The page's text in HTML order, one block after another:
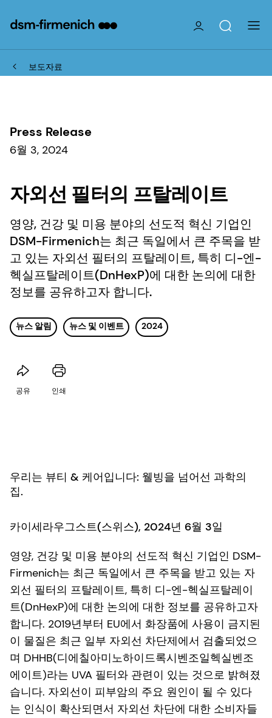
보도자료
Press Release
6월 3, 2024
자외선 필터의 프탈레이트
영양, 건강 및 미용 분야의 선도적 혁신 기업인
DSM-Firmenich는 최근 독일에서 큰 주목을 받
고 있는 자외선 필터의 프탈레이트, 특히 디-엔-
헥실프탈레이트(DnHexP)에 대한 논의에 대한
정보를 공유하고자 합니다.
뉴스 알림 뉴스 및 이벤트 2024
공유 인쇄
우리는 뷰티 & 케어입니다: 웰빙을 넘어선 과학의
집.
카이세라우그스트(스위스), 2024년 6월 3일
영양, 건강 및 미용 분야의 선도적 혁신 기업인 DSM-
Firmenich는 최근 독일에서 큰 주목을 받고 있는 자
외선 필터의 프탈레이트, 특히 디-엔-헥실프탈레이
트(DnHexP)에 대한 논의에 대한 정보를 공유하고자
합니다. 2019년부터 EU에서 화장품에 사용이 금지된
이 물질은 최근 일부 자외선 차단제에서 검출되었으
며 DHHB(디에칠아미노하이드록시벤조일헥실벤조
에이트)라는 UVA 필터와 관련이 있는 것으로 밝혀졌
습니다. 자외선이 피부암의 주요 원인이 될 수 있다
는 인식이 확산되면서 자외선 차단에 대한 소비자들